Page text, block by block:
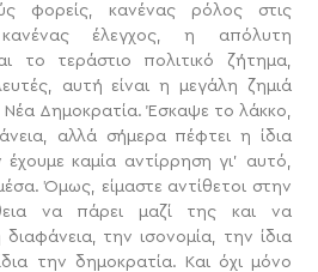
φορείς, κανένας ρόλος στις
κανένας έλεγχος, η απόλυτη
το τεράστιο πολιτικό ζήτημα,
αυτή είναι η μεγάλη ζημιά
Δημοκρατία. Έσκαψε το λάκκο,
αλλά σήμερα πέφτει η ίδια
καμία αντίρρηση γι’ αυτό,
Όμως, είμαστε αντίθετοι στην
να πάρει μαζί της και να
διαφάνεια, την ισονομία, την ίδια
την δημοκρατία. Και όχι μόνο